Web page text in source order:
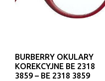
BURBERRY OKULARY
KOREKCYJNE BE 2318
3859 – BE 2318 3859